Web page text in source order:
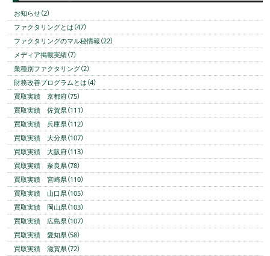
お知らせ（2）
ファクタリングとは（47）
ファクタリングのマル秘情報（22）
メディア掲載実績（7）
業種別ファクタリング（2）
財務改善プログラムとは（4）
買取実績 京都府（75）
買取実績 佐賀県（111）
買取実績 兵庫県（112）
買取実績 大分県（107）
買取実績 大阪府（113）
買取実績 奈良県（78）
買取実績 宮崎県（110）
買取実績 山口県（105）
買取実績 岡山県（103）
買取実績 広島県（107）
買取実績 愛知県（58）
買取実績 滋賀県（72）